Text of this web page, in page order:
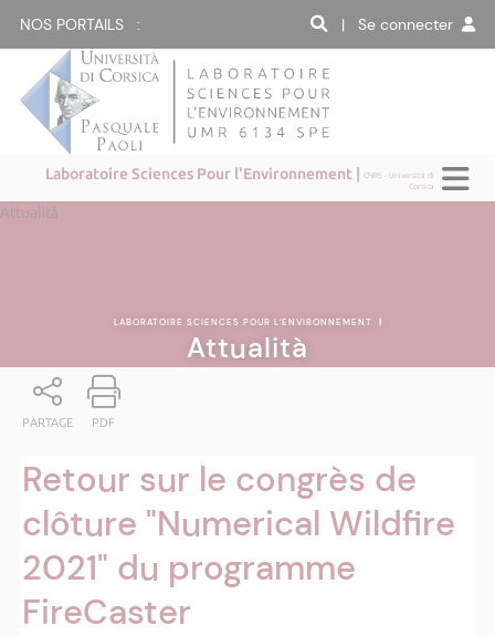
NOS PORTAILS : | Se connecter
Laboratoire Sciences Pour l'Environnement |CNRS - Università di
Corsica
Attualità
LABORATOIRE SCIENCES POUR L'ENVIRONNEMENT |
Attualità
PARTAGE PDF
Retour sur le congrès de
clôture "Numerical Wildfire
2021" du programme
FireCaster